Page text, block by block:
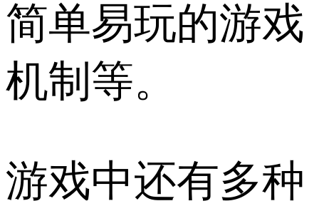
简单易玩的游戏
机制等。
游戏中还有多种